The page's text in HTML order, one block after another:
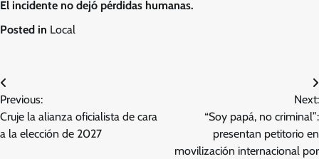
El incidente no dejó pérdidas humanas.
Posted in Local
Navegación
de
entradas
Previous:
Cruje la alianza oficialista de cara
a la elección de 2027
Next:
“Soy papá, no criminal”:
presentan petitorio en
movilización internacional por